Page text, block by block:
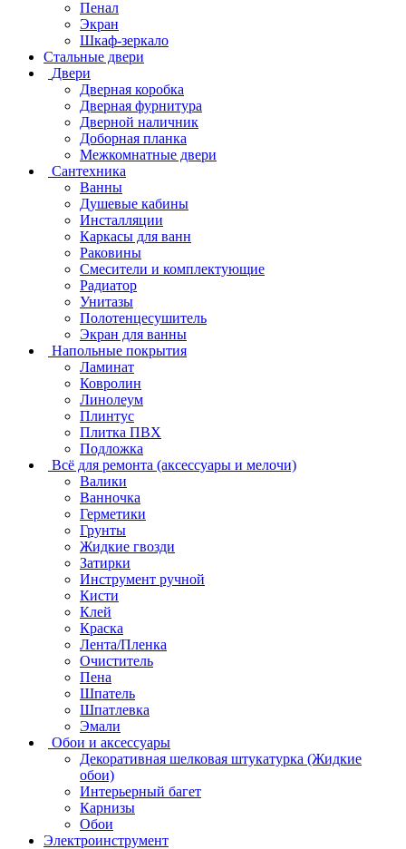
Пенал
Экран
Шкаф-зеркало
Стальные двери
Двери
Дверная коробка
Дверная фурнитура
Дверной наличник
Доборная планка
Межкомнатные двери
Сантехника
Ванны
Душевые кабины
Инсталляции
Каркасы для ванн
Раковины
Смесители и комплектующие
Радиатор
Унитазы
Полотенцесушитель
Экран для ванны
Напольные покрытия
Ламинат
Ковролин
Линолеум
Плинтус
Плитка ПВХ
Подложка
Всё для ремонта (аксессуары и мелочи)
Валики
Ванночка
Герметики
Грунты
Жидкие гвозди
Затирки
Инструмент ручной
Кисти
Клей
Краска
Лента/Пленка
Очиститель
Пена
Шпатель
Шпатлевка
Эмали
Обои и аксессуары
Декоративная шелковая штукатурка (Жидкие
обои)
Интерьерный багет
Карнизы
Обои
Электроинструмент